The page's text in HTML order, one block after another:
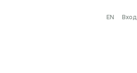
EN Вход